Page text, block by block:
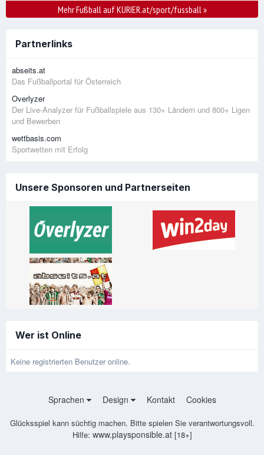
Mehr Fußball auf KURIER.at/sport/fussball»
Partnerlinks
abseits.at
Das Fußballportal für Österreich
Overlyzer
Der Live-Analyzer für Fußballspiele aus 130+ Ländern und 800+ Ligen
und Bewerben
wettbasis.com
Sportwetten mit Erfolg
Unsere Sponsoren und Partnerseiten
Wer ist Online
Keine registrierten Benutzer online.
Sprachen Design Kontakt Cookies
Glücksspiel kann süchtig machen. Bitte spielen Sie verantwortungsvoll.
Hilfe: www.playsponsible.at[18+]